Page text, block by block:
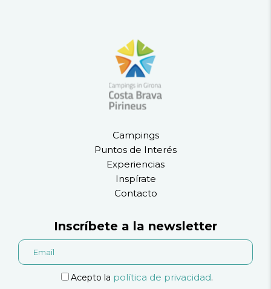
Campings
Puntos de Interés
Experiencias
Inspírate
Contacto
Inscríbete a la newsletter
Acepto la política de privacidad.